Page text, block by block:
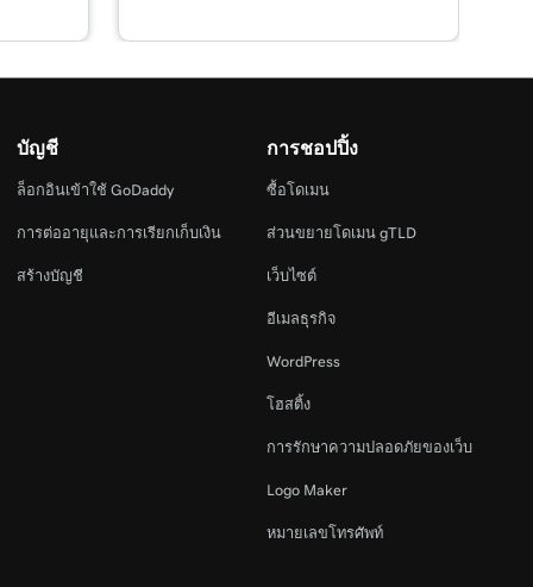
บัญชี
ล็อกอินเข้าใช้ GoDaddy
การต่ออายุและการเรียกเก็บเงิน
สร้างบัญชี
การชอปปิ้ง
ซื้อโดเมน
ส่วนขยายโดเมน gTLD
เว็บไซต์
อีเมลธุรกิจ
WordPress
โฮสติ้ง
การรักษาความปลอดภัยของเว็บ
Logo Maker
หมายเลขโทรศัพท์